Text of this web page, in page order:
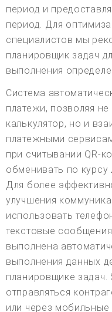
период и
период. Для
специалистов мы
планировщик задач
выполнения
Система
платежи, позволяя
калькулятор, но и
платежными
при считывании QR-
обменивать по
Для более
улучшения
использовать
текстовые
выполнена
выполнения данных
планировщике задач.
отправляться
или через мобильные